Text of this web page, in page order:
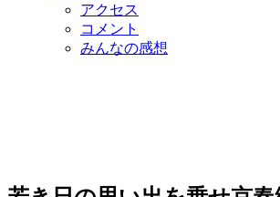
アクセス
コメント
みんなの感想